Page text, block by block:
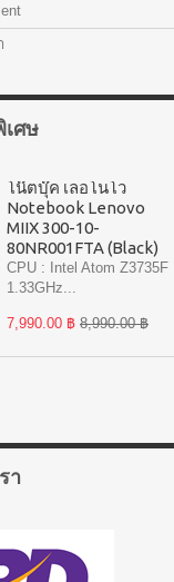
ศษ
โน๊ตบุ๊ค เลอโนโว
Notebook Lenovo
MIIX 300-10-
80NR001FTA (Black)
CPU : Intel Atom Z3735F
1.33GHz...
7,990.00 ฿ 8,990.00 ฿
า